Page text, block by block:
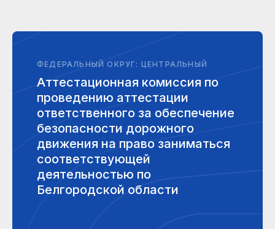
ФЕДЕРАЛЬНЫЙ ОКРУГ: ЦЕНТРАЛЬНЫЙ
Аттестационная комиссия по
проведению аттестации
ответственного за обеспечение
безопасности дорожного
движения на право заниматься
соответствующей
деятельностью по
Белгородской области